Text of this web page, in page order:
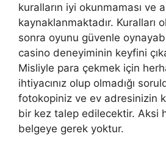
kuralların iyi okunmaması ve
kaynaklanmaktadır. Kuralları
sonra oyunu güvenle
casino deneyiminin keyfini
Misliyle para çekmek için
ihtiyacınız olup olmadığı
fotokopiniz ve ev adresinizin
bir kez talep edilecektir. Aksi
belgeye gerek yoktur.